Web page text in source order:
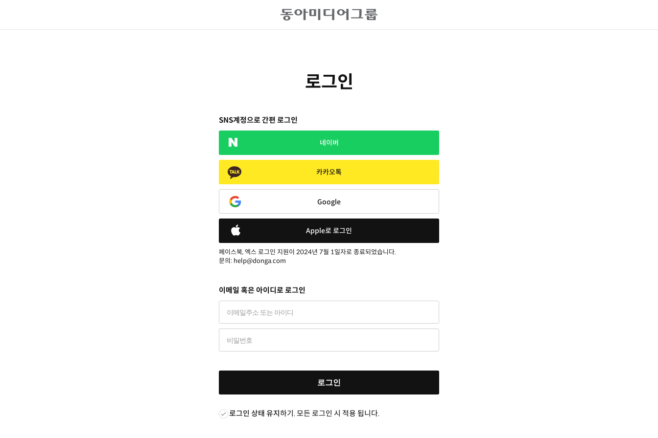
로그인
SNS계정으로 간편 로그인
네이버
카카오톡
Google
Apple로 로그인
페이스북, 엑스 로그인 지원이 2024년 7월 1일자로 종료되었습니다.
문의: help@donga.com
이메일 혹은 아이디로 로그인
로그인
로그인 상태 유지하기. 모든 로그인 시 적용 됩니다.